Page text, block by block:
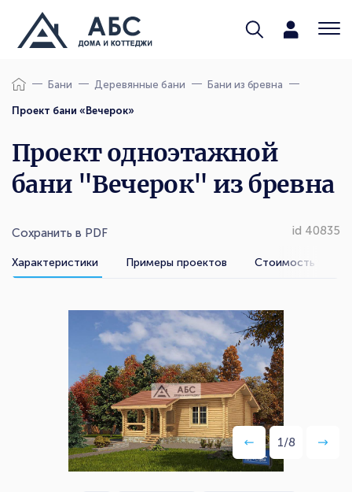
Бани Деревянные бани Бани из бревна
Проект бани «Вечерок»
Проект одноэтажной
бани "Вечерок" из бревна
Сохранить в PDF id 40835
Характеристики Примеры проектов Стоимость услуг
1/8